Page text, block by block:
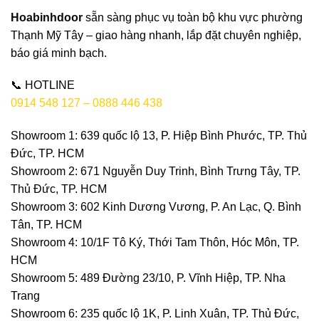
Hoabinhdoor sẵn sàng phục vụ toàn bộ khu vực phường
Thạnh Mỹ Tây – giao hàng nhanh, lắp đặt chuyên nghiệp,
báo giá minh bạch.
📞 HOTLINE
0914 548 127 – 0888 446 438
Showroom 1: 639 quốc lộ 13, P. Hiệp Bình Phước, TP. Thủ
Đức, TP. HCM
Showroom 2: 671 Nguyễn Duy Trinh, Bình Trưng Tây, TP.
Thủ Đức, TP. HCM
Showroom 3: 602 Kinh Dương Vương, P. An Lạc, Q. Bình
Tân, TP. HCM
Showroom 4: 10/1F Tô Ký, Thới Tam Thôn, Hóc Môn, TP.
HCM
Showroom 5: 489 Đường 23/10, P. Vĩnh Hiệp, TP. Nha
Trang
Showroom 6: 235 quốc lộ 1K, P. Linh Xuân, TP. Thủ Đức,